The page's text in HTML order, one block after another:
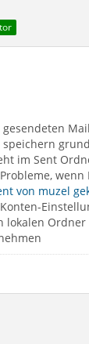
im Sent
wenn
von muzel
lokalen